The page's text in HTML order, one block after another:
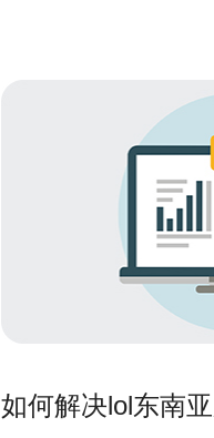
如何解决lol东南